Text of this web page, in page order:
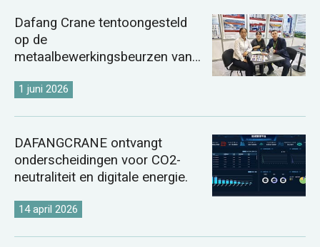
Dafang Crane tentoongesteld
op de
metaalbewerkingsbeurzen van
2026.
1 juni 2026
DAFANGCRANE ontvangt
onderscheidingen voor CO2-
neutraliteit en digitale energie.
14 april 2026